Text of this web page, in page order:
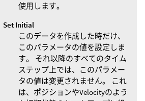
使用します。
Set Initial
このデータを作成した時だけ、
このパラメータの値を設定しま
す。 それ以降のすべてのタイム
ステップ上では、このパラメー
タの値は変更されません。 これ
は、ポジションやVelocityのよう